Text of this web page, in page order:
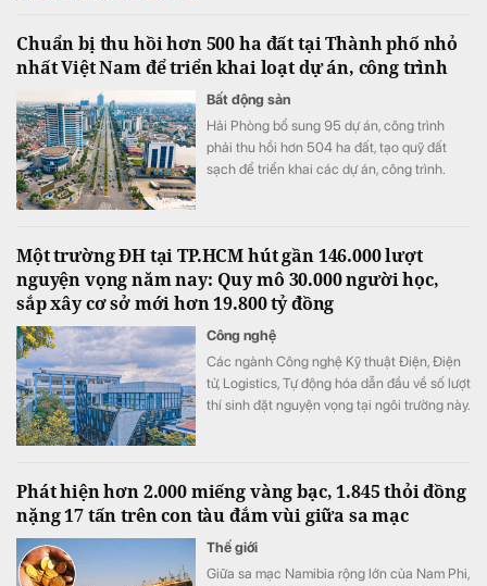
Chuẩn bị thu hồi hơn 500 ha đất tại Thành phố nhỏ
nhất Việt Nam để triển khai loạt dự án, công trình
Bất động sản
Hải Phòng bổ sung 95 dự án, công trình
phải thu hồi hơn 504 ha đất, tạo quỹ đất
sạch để triển khai các dự án, công trình.
Một trường ĐH tại TP.HCM hút gần 146.000 lượt
nguyện vọng năm nay: Quy mô 30.000 người học,
sắp xây cơ sở mới hơn 19.800 tỷ đồng
Công nghệ
Các ngành Công nghệ Kỹ thuật Điện, Điện
tử, Logistics, Tự động hóa dẫn đầu về số lượt
thí sinh đặt nguyện vọng tại ngôi trường này.
Phát hiện hơn 2.000 miếng vàng bạc, 1.845 thỏi đồng
nặng 17 tấn trên con tàu đắm vùi giữa sa mạc
Thế giới
Giữa sa mạc Namibia rộng lớn của Nam Phi,